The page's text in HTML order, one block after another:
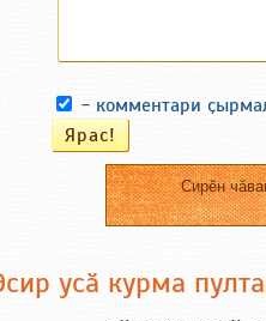
- комментари
Сирӗн
усӑ курма